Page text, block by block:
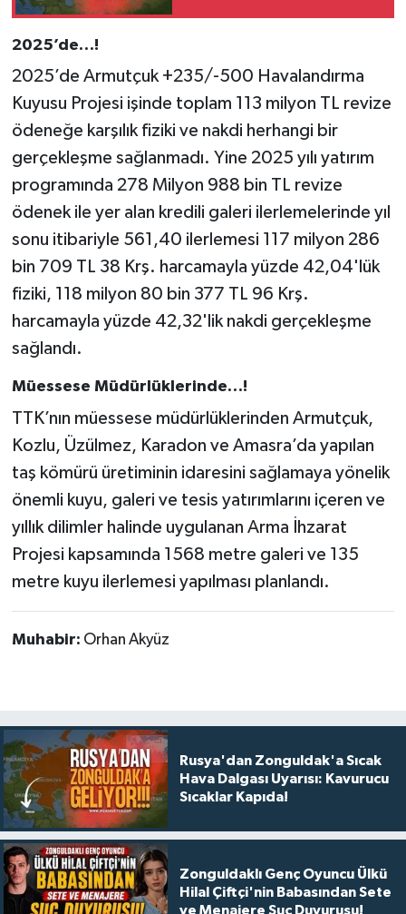
2025’de…!
2025’de Armutçuk +235/-500 Havalandırma
Kuyusu Projesi işinde toplam 113 milyon TL revize
ödeneğe karşılık fiziki ve nakdi herhangi bir
gerçekleşme sağlanmadı. Yine 2025 yılı yatırım
programında 278 Milyon 988 bin TL revize
ödenek ile yer alan kredili galeri ilerlemelerinde yıl
sonu itibariyle 561,40 ilerlemesi 117 milyon 286
bin 709 TL 38 Krş. harcamayla yüzde 42,04'lük
fiziki, 118 milyon 80 bin 377 TL 96 Krş.
harcamayla yüzde 42,32'lik nakdi gerçekleşme
sağlandı.
Müessese Müdürlüklerinde…!
TTK’nın müessese müdürlüklerinden Armutçuk,
Kozlu, Üzülmez, Karadon ve Amasra’da yapılan
taş kömürü üretiminin idaresini sağlamaya yönelik
önemli kuyu, galeri ve tesis yatırımlarını içeren ve
yıllık dilimler halinde uygulanan Arma İhzarat
Projesi kapsamında 1568 metre galeri ve 135
metre kuyu ilerlemesi yapılması planlandı.
Muhabir: Orhan Akyüz
Rusya'dan Zonguldak'a Sıcak
Hava Dalgası Uyarısı: Kavurucu
Sıcaklar Kapıda!
Zonguldaklı Genç Oyuncu Ülkü
Hilal Çiftçi'nin Babasından Sete
ve Menajere Suç Duyurusu!